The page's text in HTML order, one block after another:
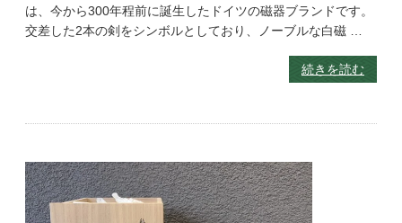
は、今から300年程前に誕生したドイツの磁器ブランドです。
交差した2本の剣をシンボルとしており、ノーブルな白磁 …
続きを読む